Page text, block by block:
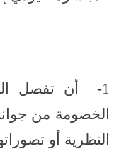
1- أن تفصل
الخصومة من
النظرية أو